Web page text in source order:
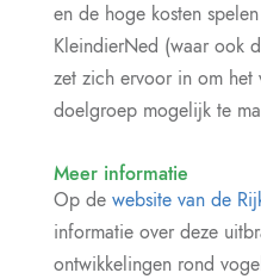
en de hoge kosten
KleindierNed (waar ook
zet zich ervoor in om
doelgroep mogelijk te
Meer informatie
Op de website van de
informatie over deze
ontwikkelingen rond